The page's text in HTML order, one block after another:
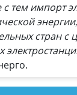
с тем импорт
стран с